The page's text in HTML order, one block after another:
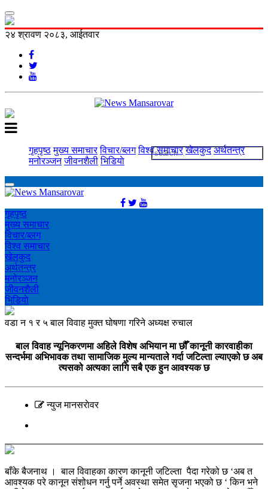
२४ श्रावण २०८३, आईतवार
गृहपृष्ठ मुख्य समाचार विचार/ब्लग विश्व समाचार खेलकुद अर्थतन्त्र
मनोरञ्‍जन जीवनशैली भिडियाे
गृहपृष्ठ
मुख्य समाचार
विचार/ब्लग
विश्व समाचार
खेलकुद
अर्थतन्त्र
मनोरञ्‍जन
जीवनशैली
भिडियाे
वडा न १ र ५ बाल विवाह मुक्त घोषणा गरिने अध्यक्ष रुचाल
बाल विवाह न्यूनिकरणमा अहिले विशेष अभियान मा छौँ कानूनी कारवाहीका
सन्दर्भमा अभिभावक तथा सामाजिक मुल्य मान्यताले गर्दा जटिल्ता ल्याएको छ अब
त्यसको अत्यका लागि सबै एक हुन आवश्यक छ
न्युज मानसराेवर
बाँके बैजनाथ । बाल विवाहका कारण कानूनी जटिल्ता पैदा गरेको छ ‘अब त
आवश्यक परे कानून संशोधन गर्नु पर्ने अवस्था समेत सृजना भएको छ ‘ किन भने